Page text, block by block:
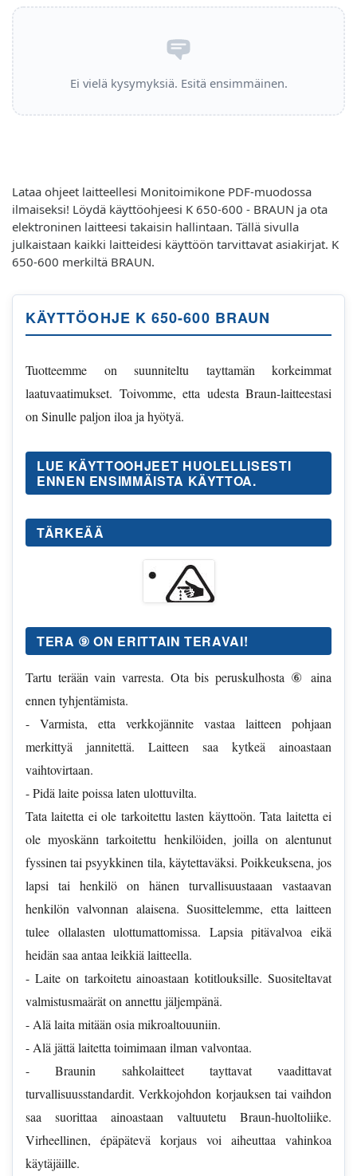
Ei vielä kysymyksiä. Esitä ensimmäinen.
Lataa ohjeet laitteellesi Monitoimikone PDF-muodossa
ilmaiseksi! Löydä käyttöohjeesi K 650-600 - BRAUN ja ota
elektroninen laitteesi takaisin hallintaan. Tällä sivulla
julkaistaan kaikki laitteidesi käyttöön tarvittavat asiakirjat. K
650-600 merkiltä BRAUN.
KÄYTTÖOHJE K 650-600 BRAUN
Tuotteemme on suunniteltu tayttamän korkeimmat
laatuvaatimukset. Toivomme, etta udesta Braun-laitteestasi
on Sinulle paljon iloa ja hyötyä.
LUE KÄYTTOOHJEET HUOLELLISESTI
ENNEN ENSIMMÄISTA KÄYTTOA.
TÄRKEÄÄ
TERA ⑨ ON ERITTAIN TERAVAI!
Tartu terään vain varresta. Ota bis peruskulhosta ⑥ aina
ennen tyhjentämista.
- Varmista, etta verkkojännite vastaa laitteen pohjaan
merkittyä jannitettä. Laitteen saa kytkeä ainoastaan
vaihtovirtaan.
- Pidä laite poissa laten ulottuvilta.
Tata laitetta ei ole tarkoitettu lasten käyttoön. Tata laitetta ei
ole myoskänn tarkoitettu henkilöiden, joilla on alentunut
fyssinen tai psyykkinen tila, käytettaväksi. Poikkeuksena, jos
lapsi tai henkilö on hänen turvallisuustaaan vastaavan
henkilön valvonnan alaisena. Suosittelemme, etta laitteen
tulee ollalasten ulottumattomissa. Lapsia pitävalvoa eikä
heidän saa antaa leikkiä laitteella.
- Laite on tarkoitetu ainoastaan kotitlouksille. Suositeltavat
valmistusmaärät on annettu jäljempänä.
- Alä laita mitään osia mikroaltouuniin.
- Alä jättä laitetta toimimaan ilman valvontaa.
- Braunin sahkolaitteet tayttavat vaadittavat
turvallisuusstandardit. Verkkojohdon korjauksen tai vaihdon
saa suorittaa ainoastaan valtuutetu Braun-huoltoliike.
Virheellinen, épäpätevä korjaus voi aiheuttaa vahinkoa
käytäjäille.